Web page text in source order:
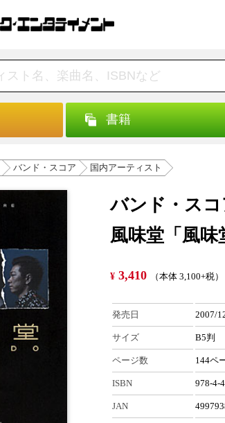
書籍
バンド・スコア 国内アーティスト
バンド・スコ
風味堂「風味
¥ 3,410 （本体 3,100+税）
発売日 2007/
サイズ B5判
ページ数 144ペ
ISBN 978-4-
JAN